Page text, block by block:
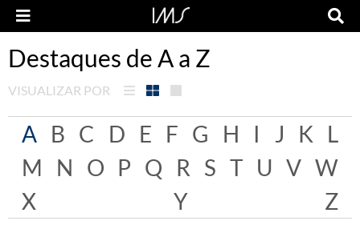
Destaques de A a Z
VISUALIZAR POR
A B C D E F G H I J K L
M
N O P Q R S T U V W
X
Y Z